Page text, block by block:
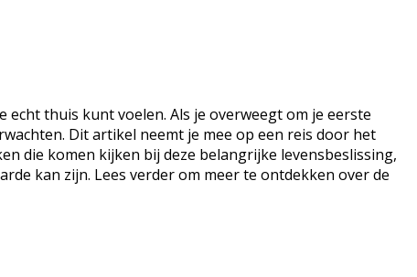
thuis kunt voelen. Als je overweegt om je eerste
Dit artikel neemt je mee op een reis door het
die komen kijken bij deze belangrijke levensbeslissing,
kan zijn. Lees verder om meer te ontdekken over de